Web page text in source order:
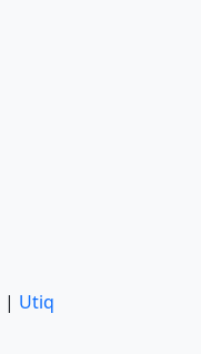
| Utiq